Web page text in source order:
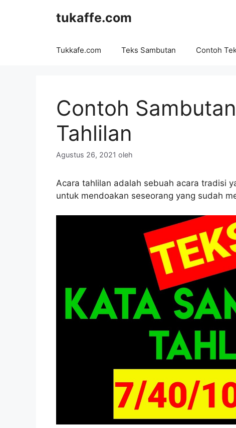
tukaffe.com
Tukkafe.com Teks Sambutan Contoh
Contoh
Tahlilan
Agustus 26, 2021 oleh
Acara tahlilan adalah sebuah acara tradisi
untuk mendoakan seseorang yang sudah